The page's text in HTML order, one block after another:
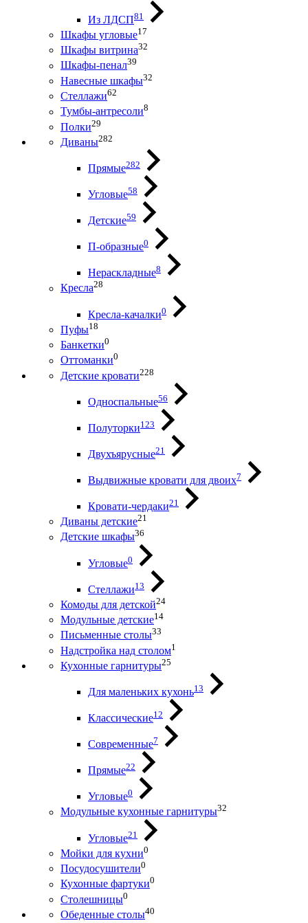
Из ЛДСП81
Шкафы угловые17
Шкафы витрина32
Шкафы-пенал39
Навесные шкафы32
Стеллажи62
Тумбы-антресоли8
Полки29
Диваны282
Прямые282
Угловые58
Детские59
П-образные0
Нераскладные8
Кресла28
Кресла-качалки0
Пуфы18
Банкетки0
Оттоманки0
Детские кровати228
Односпальные56
Полуторки123
Двухъярусные21
Выдвижные кровати для двоих7
Кровати-чердаки21
Диваны детские21
Детские шкафы36
Угловые0
Стеллажи13
Комоды для детской24
Модульные детские14
Письменные столы33
Надстройка над столом1
Кухонные гарнитуры25
Для маленьких кухонь13
Классические12
Современные7
Прямые22
Угловые0
Модульные кухонные гарнитуры32
Угловые21
Мойки для кухни0
Посудосушители0
Кухонные фартуки0
Столешницы0
Обеденные столы40